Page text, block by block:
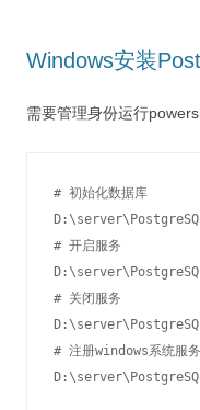
Windows安装
需要管理身份运行
# 初始化数据库
# 开启服务
# 关闭服务
# 注册windows系统服